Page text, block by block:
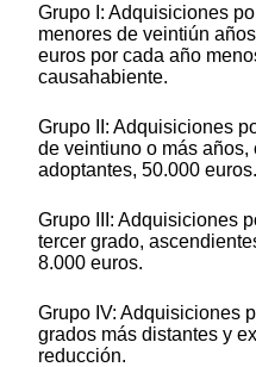
Grupo I: Adquisiciones
menores de veintiún
euros por cada año
causahabiente.
Grupo II: Adquisiciones
de veintiuno o más
adoptantes, 50.000 euros.
Grupo III: Adquisiciones
tercer grado,
8.000 euros.
Grupo IV: Adquisiciones
grados más distantes y
reducción.